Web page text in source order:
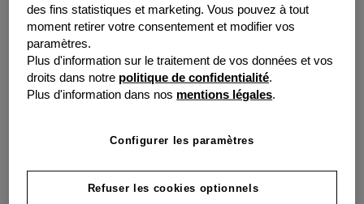
Vous évitez les investissements lourds. Vous financez l’usage plutôt
que l’achat, et répartissez vos charges dans le temps.
des fins statistiques et marketing. Vous pouvez à tout
moment retirer votre consentement et modifier vos
paramètres.
Plus d'information sur le traitement de vos données et vos
droits dans notre politique de confidentialité.
Plus d'information dans nos mentions légales.
Configurer les paramètres
Refuser les cookies optionnels